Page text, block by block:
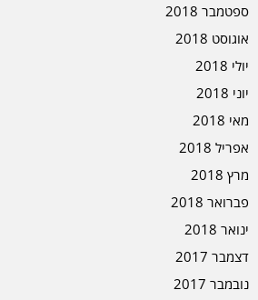
ספטמבר 2018
אוגוסט 2018
יולי 2018
יוני 2018
מאי 2018
אפריל 2018
מרץ 2018
פברואר 2018
ינואר 2018
דצמבר 2017
נובמבר 2017